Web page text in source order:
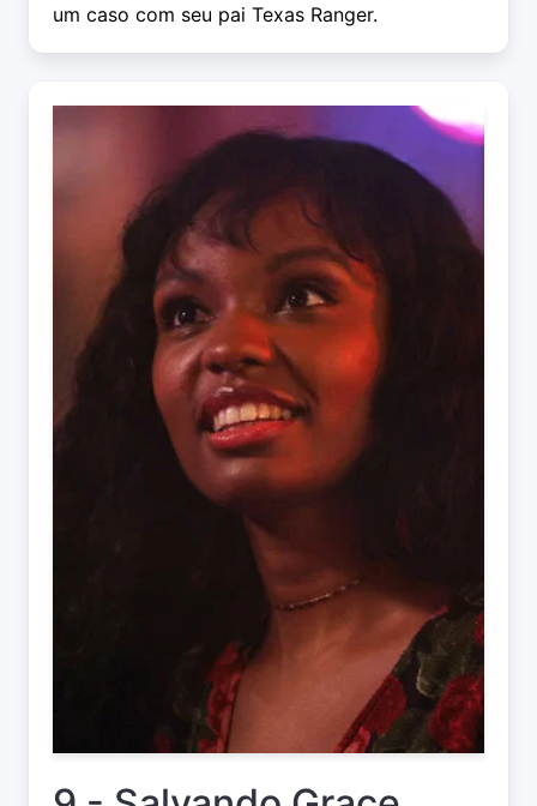
um caso com seu pai Texas Ranger.